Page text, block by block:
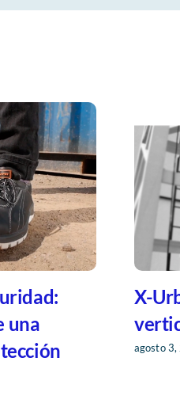
desafíos
En
años
mayo 9,